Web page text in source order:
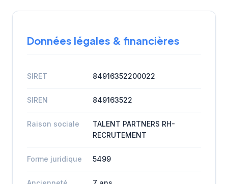
Données légales & financières
SIRET 84916352200022
SIREN 849163522
Raison sociale
TALENT PARTNERS RH-
RECRUTEMENT
Forme juridique 5499